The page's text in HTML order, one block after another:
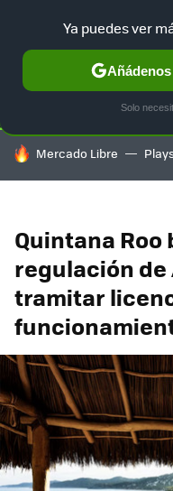
SELECCIÓN GAMING
HOY SE HABLA DE
Mercado Libre
Quintana Roo
regulación
tramitar
Ya puedes ver
Solo